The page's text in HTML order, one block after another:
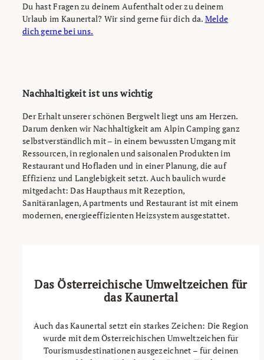
Du hast Fragen zu deinem Aufenthalt oder zu deinem
Urlaub im Kaunertal? Wir sind gerne für dich da. Melde
dich gerne bei uns.
Nachhaltigkeit ist uns wichtig
Der Erhalt unserer schönen Bergwelt liegt uns am Herzen.
Darum denken wir Nachhaltigkeit am Alpin Camping ganz
selbstverständlich mit – in einem bewussten Umgang mit
Ressourcen, in regionalen und saisonalen Produkten im
Restaurant und Hofladen und in einer Planung, die auf
Effizienz und Langlebigkeit setzt. Auch baulich wurde
mitgedacht: Das Haupthaus mit Rezeption,
Sanitäranlagen, Apartments und Restaurant ist mit einem
modernen, energieeffizienten Heizsystem ausgestattet.
Das Österreichische Umweltzeichen für
das Kaunertal
Auch das Kaunertal setzt ein starkes Zeichen: Die Region
wurde mit dem Österreichischen Umweltzeichen für
Tourismusdestinationen ausgezeichnet – für deinen